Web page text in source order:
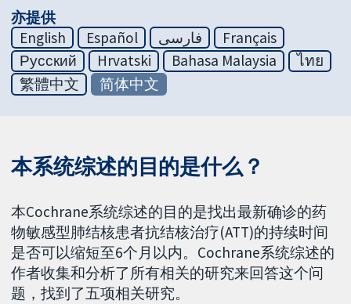
亦提供
English
Español فارسی
Français
Русский
Hrvatski Bahasa Malaysia
ไทย
繁體中文
简体中文
本系统综述的目的是什么？
本Cochrane系统综述的目的是找出最新确诊的药
物敏感型肺结核患者抗结核治疗(ATT)的持续时间
是否可以缩短至6个月以内。Cochrane系统综述的
作者收集和分析了所有相关的研究来回答这个问
题，找到了五项相关研究。